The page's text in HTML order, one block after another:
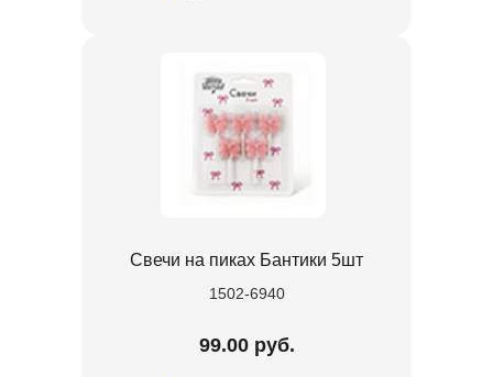
Свечи на пиках Бантики 5шт
1502-6940
99.00 руб.